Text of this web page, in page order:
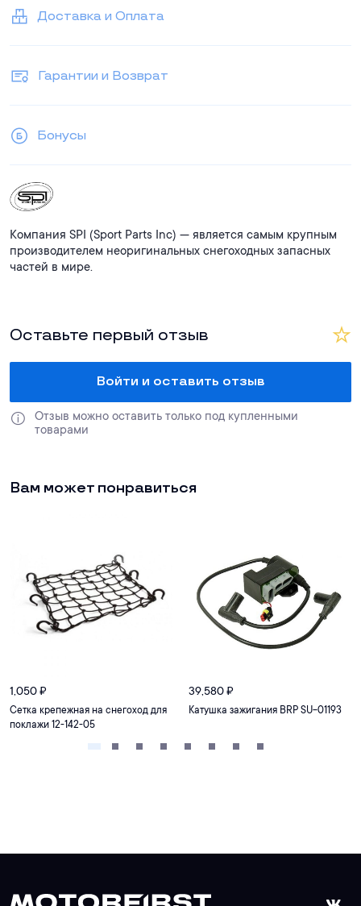
Доставка и Оплата
Гарантии и Возврат
Бонусы
Компания SPI (Sport Parts Inc) — является самым крупным
производителем неоригинальных снегоходных запасных
частей в мире.
Оставьте первый отзыв
Войти и оставить отзыв
Отзыв можно оставить только под купленными
товарами
Вам может понравиться
1,050₽
Сетка крепежная на снегоход для
поклажи 12-142-05
39,580₽
Катушка зажигания BRP SU-01193